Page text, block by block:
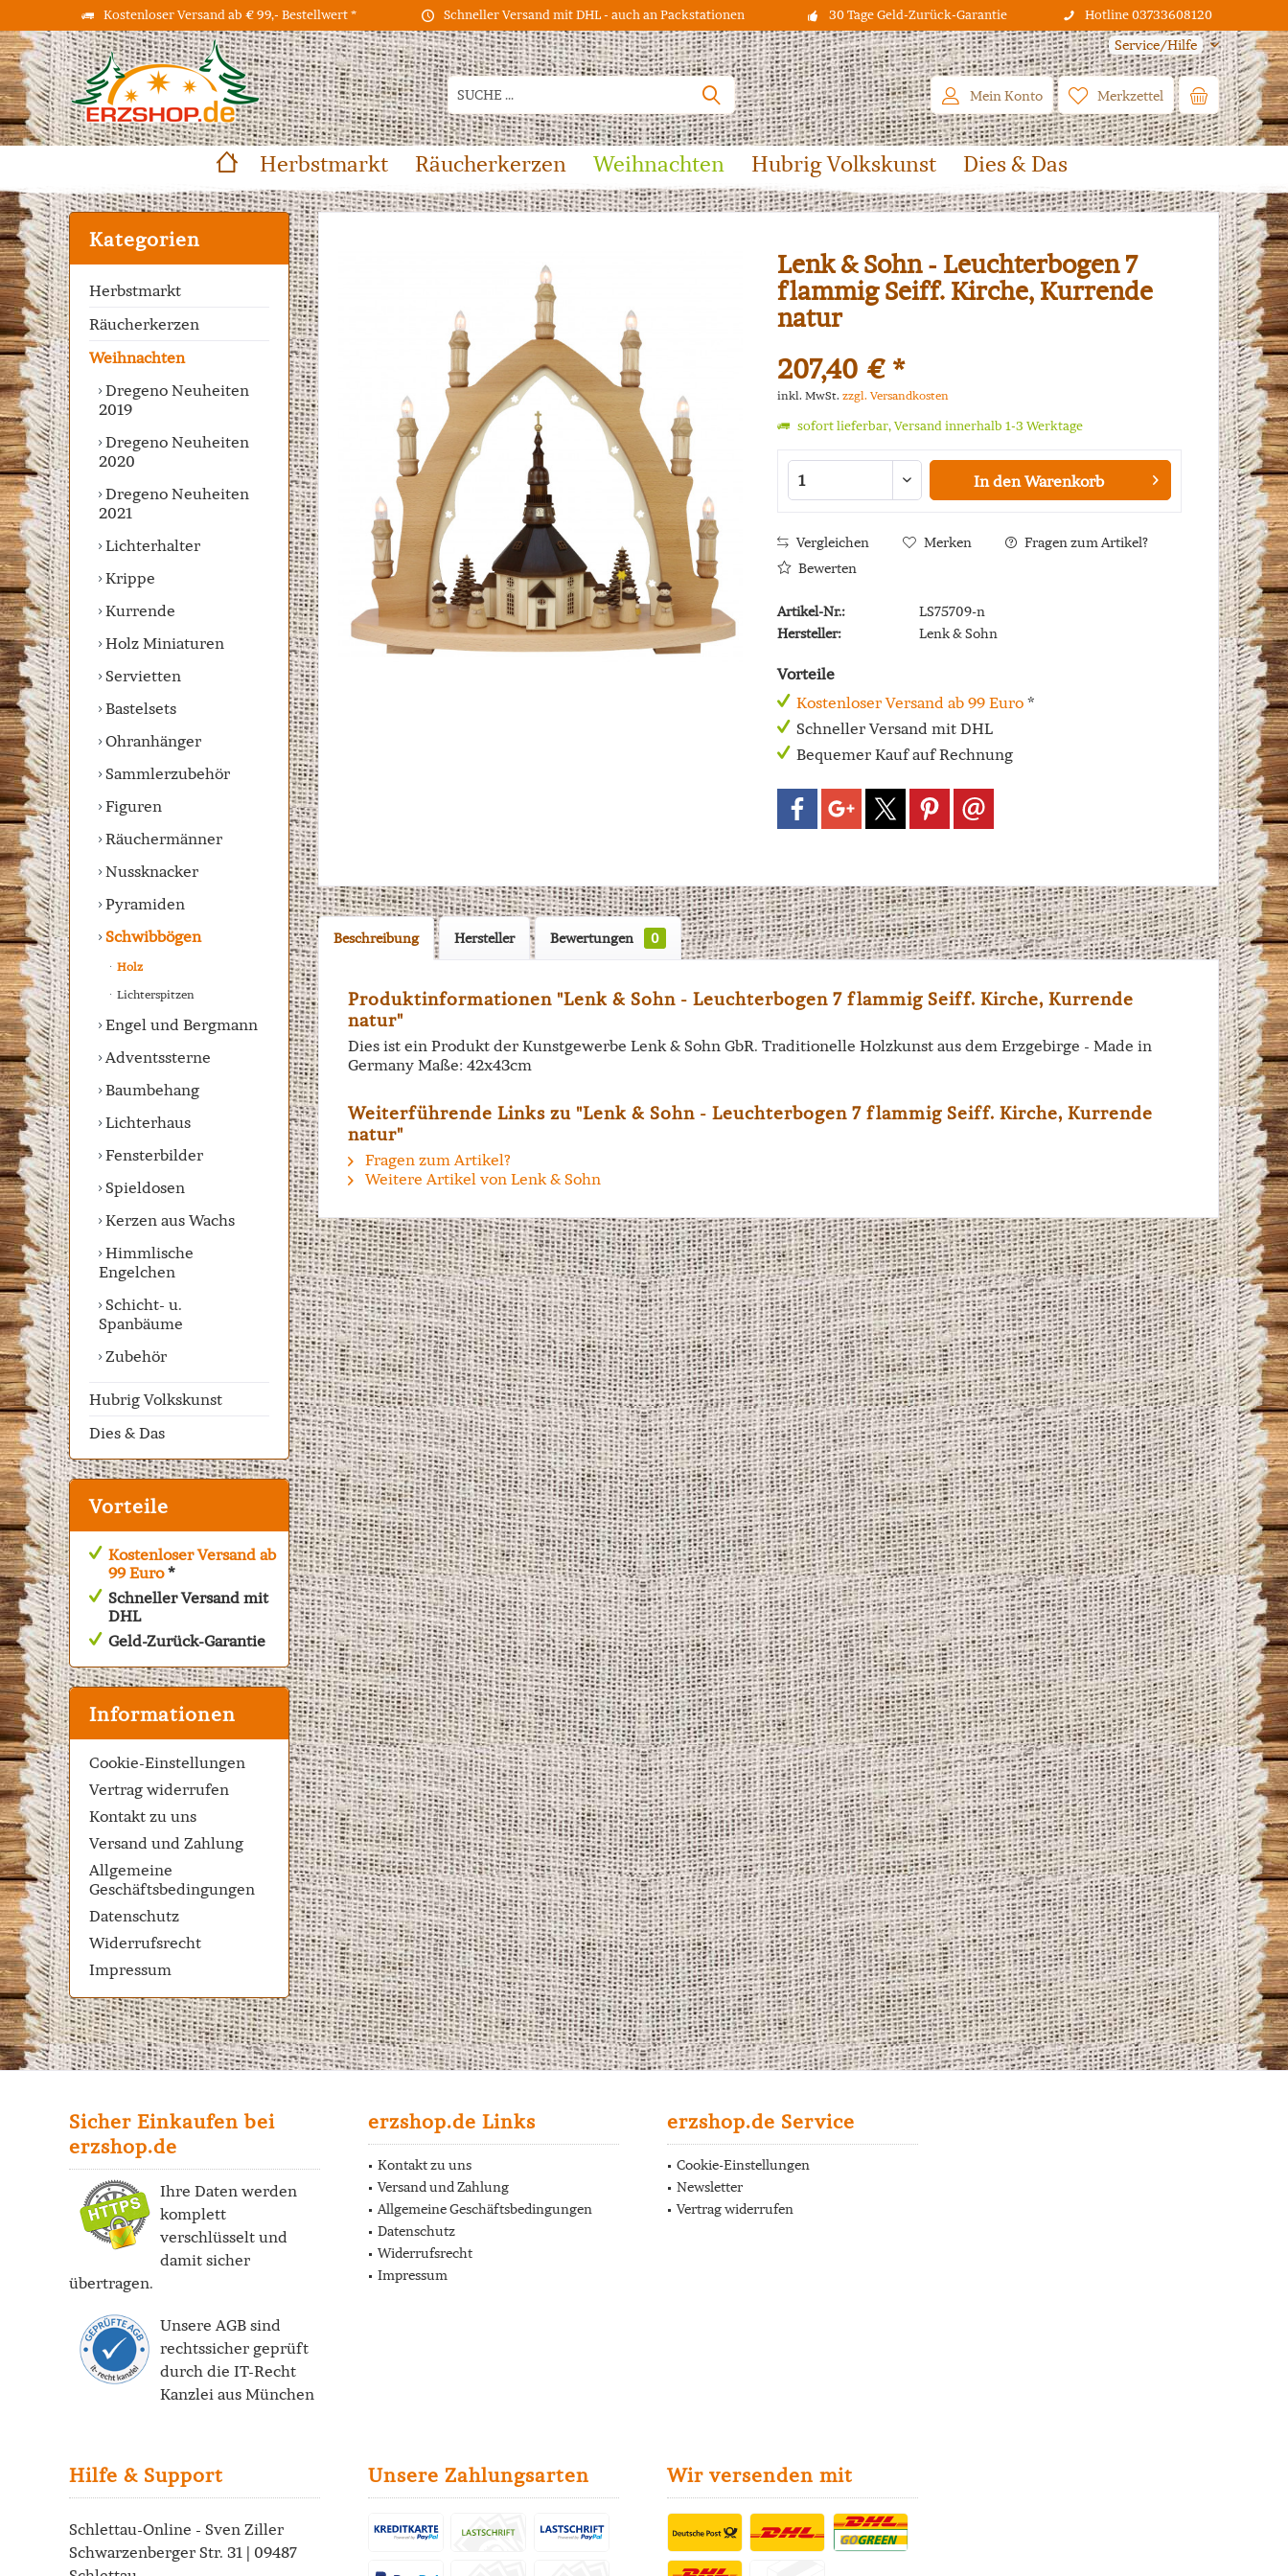
Kostenloser Versand ab € 99,- Bestellwert * Schneller Versand mit DHL - auch an Packstationen 30 Tage Geld-Zurück-Garantie Hotline 03733608120
Service/Hilfe
Merkzettel
Mein Konto
Herbstmarkt Räucherkerzen Weihnachten Hubrig Volkskunst Dies & Das
Kategorien
Herbstmarkt
Räucherkerzen
Weihnachten
Dregeno Neuheiten
2019
Dregeno Neuheiten
2020
Dregeno Neuheiten
2021
Lichterhalter
Krippe
Kurrende
Holz Miniaturen
Servietten
Bastelsets
Ohranhänger
Sammlerzubehör
Figuren
Räuchermänner
Nussknacker
Pyramiden
Schwibbögen
Holz
Lichterspitzen
Engel und Bergmann
Adventssterne
Baumbehang
Lichterhaus
Fensterbilder
Spieldosen
Kerzen aus Wachs
Himmlische
Engelchen
Schicht- u.
Spanbäume
Zubehör
Hubrig Volkskunst
Dies & Das
Vorteile
Kostenloser Versand ab
99 Euro*
Schneller Versand mit
DHL
Geld-Zurück-Garantie
Informationen
Cookie-Einstellungen
Vertrag widerrufen
Kontakt zu uns
Versand und Zahlung
Allgemeine
Geschäftsbedingungen
Datenschutz
Widerrufsrecht
Impressum
Lenk & Sohn - Leuchterbogen 7
flammig Seiff. Kirche, Kurrende
natur
207,40 € *
inkl. MwSt. zzgl. Versandkosten
sofort lieferbar, Versand innerhalb 1-3 Werktage
In den Warenkorb
Vergleichen Merken
Fragen zum Artikel?
Bewerten
Artikel-Nr.:
LS75709-n
Hersteller:
Lenk & Sohn
Vorteile
Kostenloser Versand ab 99 Euro*
Schneller Versand mit DHL
Bequemer Kauf auf Rechnung
Beschreibung Hersteller Bewertungen 0
Produktinformationen "Lenk & Sohn - Leuchterbogen 7 flammig Seiff. Kirche, Kurrende
natur"
Dies ist ein Produkt der Kunstgewerbe Lenk & Sohn GbR. Traditionelle Holzkunst aus dem Erzgebirge - Made in
Germany Maße: 42x43cm
Weiterführende Links zu "Lenk & Sohn - Leuchterbogen 7 flammig Seiff. Kirche, Kurrende
natur"
Fragen zum Artikel?
Weitere Artikel von Lenk & Sohn
Sicher Einkaufen bei
erzshop.de
Ihre Daten werden
komplett
verschlüsselt und
damit sicher
übertragen.
Unsere AGB sind
rechtssicher geprüft
durch die IT-Recht
Kanzlei aus München
erzshop.de Links
Kontakt zu uns
Versand und Zahlung
Allgemeine Geschäftsbedingungen
Datenschutz
Widerrufsrecht
Impressum
erzshop.de Service
Cookie-Einstellungen
Newsletter
Vertrag widerrufen
Hilfe & Support
Schlettau-Online - Sven Ziller
Schwarzenberger Str. 31 | 09487
Unsere Zahlungsarten Wir versenden mit